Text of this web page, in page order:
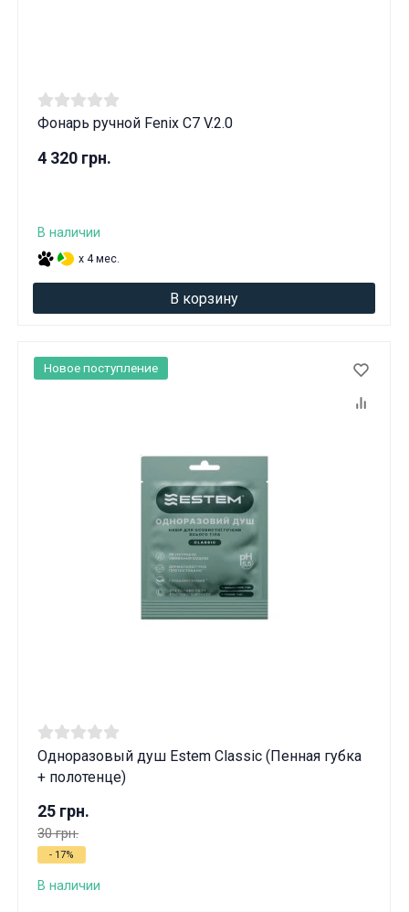
Фонарь ручной Fenix ​​C7 V.2.0
4 320 грн.
В наличии
x 4 мес.
В корзину
Одноразовый душ Estem Classic (Пенная губка
+ полотенце)
25 грн.
30 грн.
- 17%
В наличии
Новое поступление